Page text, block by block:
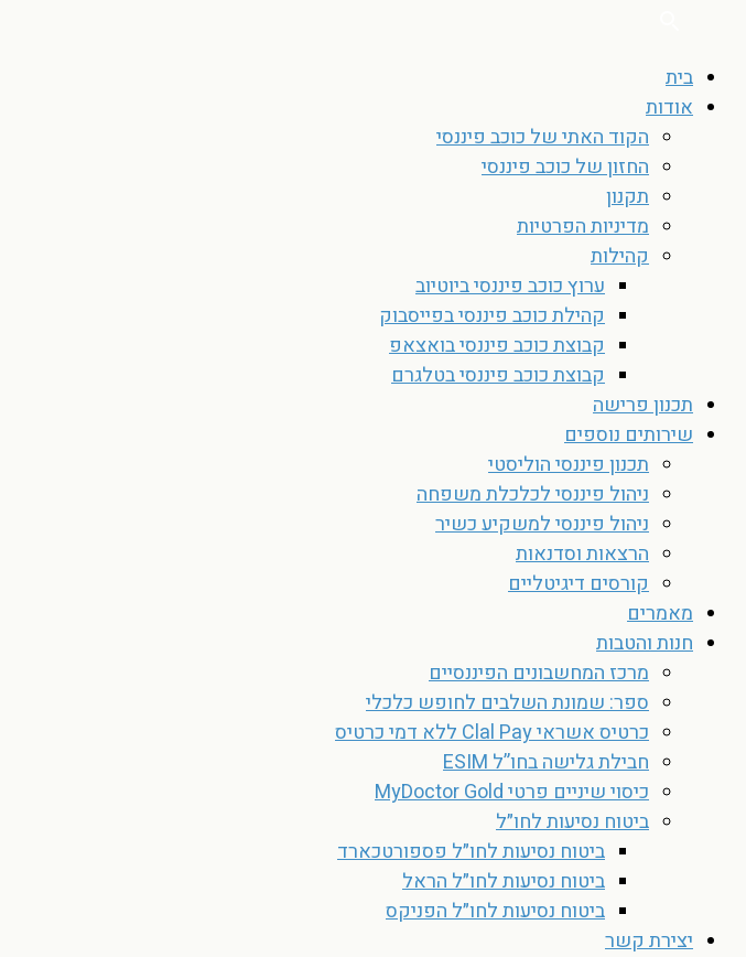
בית
אודות
הקוד האתי של כוכב פיננסי
החזון של כוכב פיננסי
תקנון
מדיניות הפרטיות
קהילות
ערוץ כוכב פיננסי ביוטיוב
קהילת כוכב פיננסי בפייסבוק
קבוצת כוכב פיננסי בואצאפ
קבוצת כוכב פיננסי בטלגרם
תכנון פרישה
שירותים נוספים
תכנון פיננסי הוליסטי
ניהול פיננסי לכלכלת משפחה
ניהול פיננסי למשקיע כשיר
הרצאות וסדנאות
קורסים דיגיטליים
מאמרים
חנות והטבות
מרכז המחשבונים הפיננסיים
ספר: שמונת השלבים לחופש כלכלי
כרטיס אשראי Clal Pay ללא דמי כרטיס
חבילת גלישה בחו”ל ESIM
כיסוי שיניים פרטי MyDoctor Gold
ביטוח נסיעות לחו״ל
ביטוח נסיעות לחו״ל פספורטכארד
ביטוח נסיעות לחו״ל הראל
ביטוח נסיעות לחו״ל הפניקס
יצירת קשר